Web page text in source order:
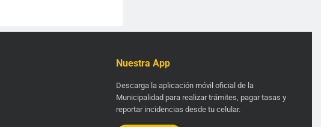
Nuestra App
Descarga la aplicación móvil oficial de la
Municipalidad para realizar trámites, pagar tasas y
reportar incidencias desde tu celular.